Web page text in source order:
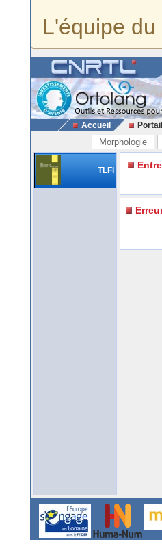
L'équipe du
Accueil
Morphologie
TLFi